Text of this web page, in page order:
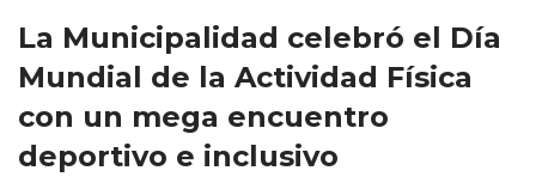
La Municipalidad celebró el Día
Mundial de la Actividad Física
con un mega encuentro
deportivo e inclusivo